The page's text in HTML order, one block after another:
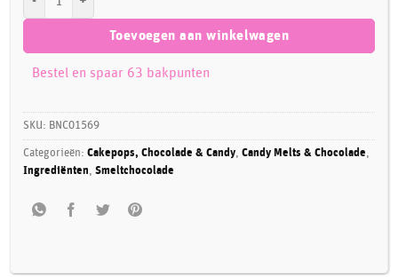
Toevoegen aan winkelwagen
Bestel en spaar 63 bakpunten
SKU: BNC01569
Categorieën:Cakepops, Chocolade & Candy,Candy Melts & Chocolade,
Ingrediënten,Smeltchocolade